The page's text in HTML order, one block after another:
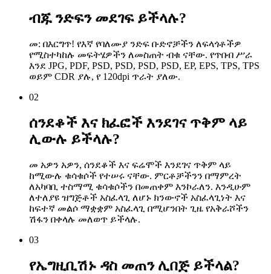
ብጁ ንድፍን መደገፍ ይችላሉ?
መ: በእርግጥ! የእኛ የባለሙያ ንድፍ ቡድኖቻችን ለፍላጎቶችዎ
የሚስተካከሉ መፍትሄዎችን ለመስጠት ብቁ ናቸው. የጥበብ ሥራ
እንደ JPG, PDF, PSD, PSD, PSD, PSD, EP, EPS, TPS, TPS
ወይም CDR ያሉ, የ 120dpi ጥራት ያለው.
02
ሰንደቆች እና ክፈፎች እንደገና ጥቅም ላይ
ሊውሉ ይችላሉ?
መ አዎን አዎን, ሰንደቆች እና ፍሬሞች እንደገና ጥቅም ላይ
ከሚውሉ ቁሳቁሶች የተሠሩ ናቸው. ምርቶቻችንን በማምረት
ለአካባቢ ተስማሚ ቁሳቁሶችን በመጠቀም እንኮራለን. እንዲሁም
ለተለያዩ ዝግጅቶች አስፈላጊ ለሆኑ ክንውኖች አስፈላጊነት እና
ከፍተኛ መልሶ ማቋቋም አስፈላጊ በሚሆንበት ጊዜ የአቅራሾችን
ሽፋን በቀላሉ መለወጥ ይችላሉ.
03
የኤግዚቢሽኑ ዳስ መጠን ሊበጅ ይችላል?